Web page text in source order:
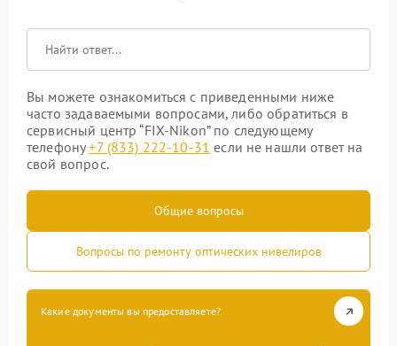
Вы можете ознакомиться с приведенными ниже
часто задаваемыми вопросами, либо обратиться в
сервисный центр “FIX-Nikon” по следующему
телефону+7 (833) 222-10-31 если не нашли ответ на
свой вопрос.
Общие вопросы
Вопросы по ремонту оптических нивелиров
Какие документы вы предоставляете?